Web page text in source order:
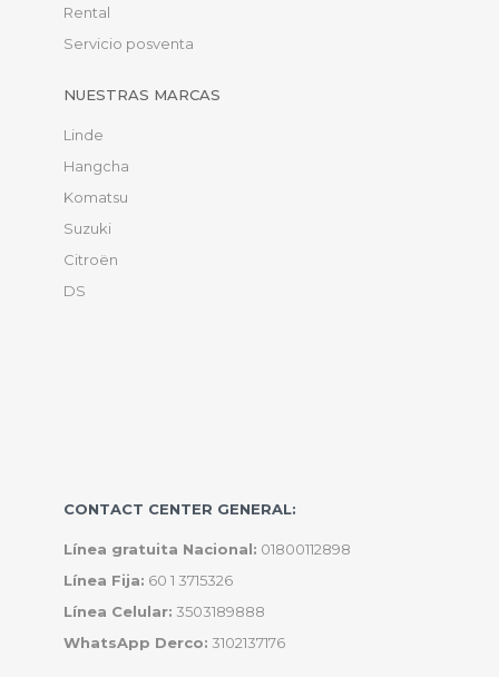
Rental
Servicio posventa
NUESTRAS MARCAS
Linde
Hangcha
Komatsu
Suzuki
Citroën
DS
CONTACT CENTER GENERAL:
Línea gratuita Nacional: 01800112898
Línea Fija: 60 1 3715326
Línea Celular: 3503189888
WhatsApp Derco: 3102137176